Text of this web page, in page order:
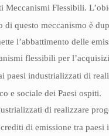
Meccanismi Flessibili.
di questo meccanismo è
l’abbattimento delle
flessibili per
paesi industrializzati di
e sociale dei Paesi ospiti.
di realizzare
di emissione tra paesi